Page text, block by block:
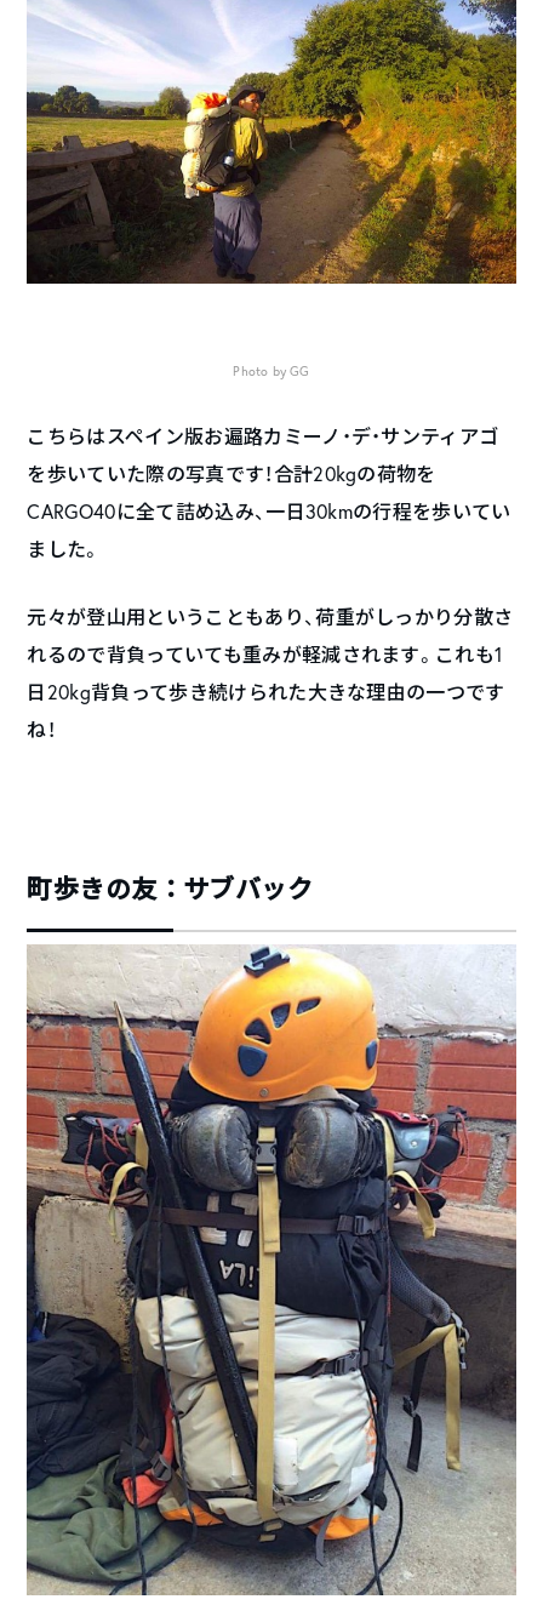
Photo by GG
こちらはスペイン版お遍路カミーノ・デ・サンティアゴ
を歩いていた際の写真です！合計20kgの荷物を
CARGO40に全て詰め込み、一日30kmの行程を歩いてい
ました。
元々が登山用ということもあり、荷重がしっかり分散さ
れるので背負っていても重みが軽減されます。これも1
日20kg背負って歩き続けられた大きな理由の一つです
ね！
町歩きの友：サブバック